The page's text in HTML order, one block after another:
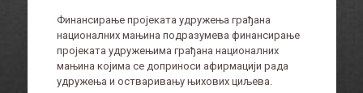
Финансирање пројеката удружења грађана
националних мањина подразумева финансирање
пројеката удружењима грађана националних
мањина којима се доприноси афирмацији рада
удружења и остваривању њихових циљева.